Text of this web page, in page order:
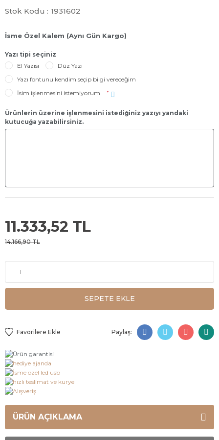
Stok Kodu : 1931602
İsme Özel Kalem (Aynı Gün Kargo)
Yazı tipi seçiniz
El Yazısı
Düz Yazı
Yazı fontunu kendim seçip bilgi vereceğim
İsim işlenmesini istemiyorum
*
Ürünlerin üzerine işlenmesini istediğiniz yazıyı yandaki
kutucuğa yazabilirsiniz.
11.333,52 TL
14.166,90 TL
SEPETE EKLE
Paylaş:
ÜRÜN AÇIKLAMA